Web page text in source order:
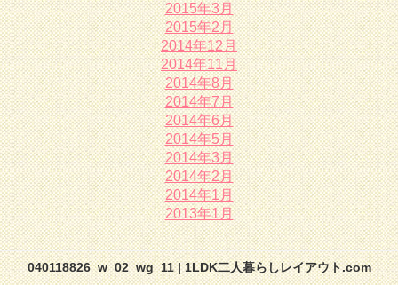
2015年3月
2015年2月
2014年12月
2014年11月
2014年8月
2014年7月
2014年6月
2014年5月
2014年3月
2014年2月
2014年1月
2013年1月
040118826_w_02_wg_11 | 1LDK二人暮らしレイアウト.com